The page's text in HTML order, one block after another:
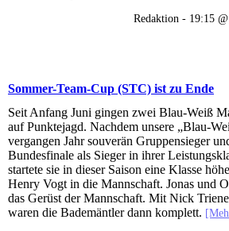
Redaktion - 19:15 @
Sommer-Team-Cup (STC) ist zu Ende
Seit Anfang Juni gingen zwei Blau-Weiß
auf Punktejagd. Nachdem unsere „Blau-
vergangen Jahr souverän Gruppensieger
Bundesfinale als Sieger in ihrer
startete sie in dieser Saison eine Klasse
Henry Vogt in die Mannschaft. Jonas und
das Gerüst der Mannschaft. Mit Nick
waren die Bademäntler dann komplett.